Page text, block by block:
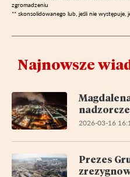
zgromadzeniu
** skonsolidowanego lub, jeśli nie występuje,
Najnowsze
2026-03-16
Prezes